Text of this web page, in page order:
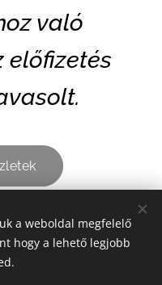
való
előfizetés
a weboldal megfelelő
hogy a lehető legjobb